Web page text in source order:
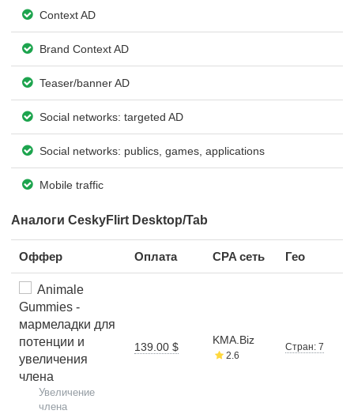
Context AD
Brand Context AD
Teaser/banner AD
Social networks: targeted AD
Social networks: publics, games, applications
Mobile traffic
Аналоги CeskyFlirt Desktop/Tab
Оффер Оплата CPA сеть Гео
Animale
Gummies -
мармеладки для
потенции и
увеличения
члена
Увеличение
члена
139.00 $
KMA.Biz
2.6
Стран: 7